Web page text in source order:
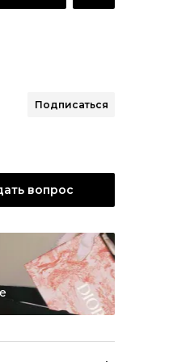
Подписаться
вопрос